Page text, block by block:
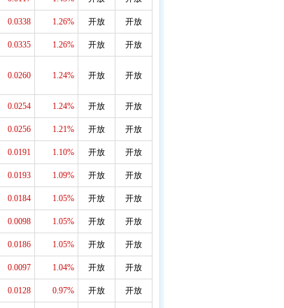
0.0338 1.26% 开放 开放
0.0335 1.26% 开放 开放
0.0260 1.24% 开放 开放
0.0254 1.24% 开放 开放
0.0256 1.21% 开放 开放
0.0191 1.10% 开放 开放
0.0193 1.09% 开放 开放
0.0184 1.05% 开放 开放
0.0098 1.05% 开放 开放
0.0186 1.05% 开放 开放
0.0097 1.04% 开放 开放
0.0128 0.97% 开放 开放